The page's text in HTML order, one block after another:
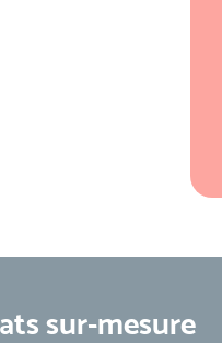
sur-mesure